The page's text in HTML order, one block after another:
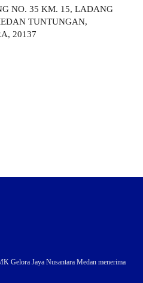
NO. 35 KM. 15, LADANG
TUNTUNGAN,
20137
Gelora Jaya Nusantara Medan menerima